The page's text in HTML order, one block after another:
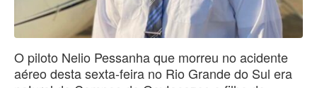
O piloto Nelio Pessanha que morreu no acidente
aéreo desta sexta-feira no Rio Grande do Sul era